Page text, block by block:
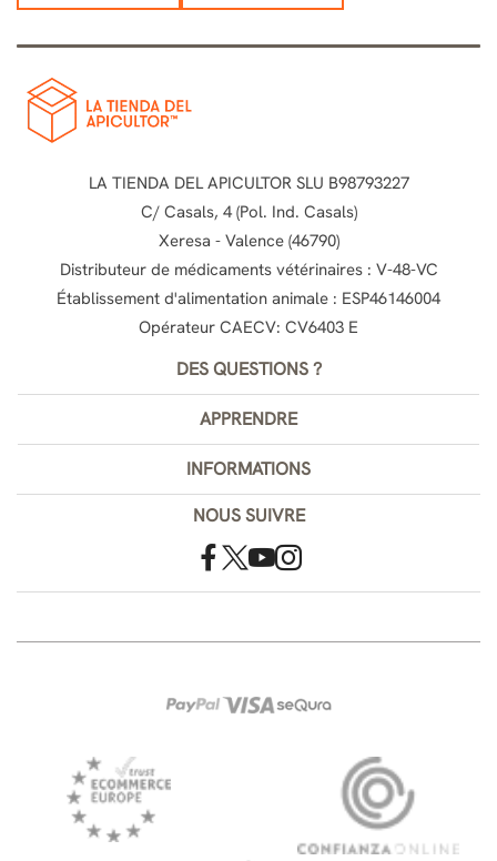
LA TIENDA DEL APICULTOR SLU B98793227
C/ Casals, 4 (Pol. Ind. Casals)
Xeresa - Valence (46790)
Distributeur de médicaments vétérinaires : V-48-VC
Établissement d'alimentation animale : ESP46146004
Opérateur CAECV: CV6403 E
DES QUESTIONS ?
APPRENDRE
INFORMATIONS
NOUS SUIVRE